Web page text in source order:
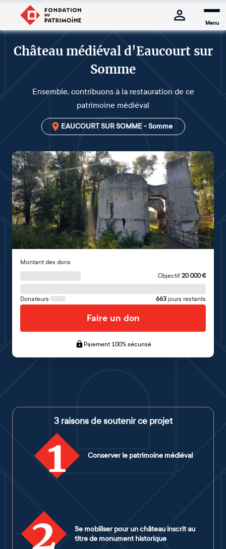
Menu
Château médiéval d'Eaucourt sur
Somme
Ensemble, contribuons à la restauration de ce
patrimoine médiéval
EAUCOURT SUR SOMME - Somme
Montant des dons
Objectif 20 000€
Donateurs 663 jours restants
Faire un don
Paiement 100% sécurisé
3 raisons de soutenir ce projet
1 Conserver le patrimoine médiéval
2
Se mobiliser pour un château inscrit au
titre de monument historique